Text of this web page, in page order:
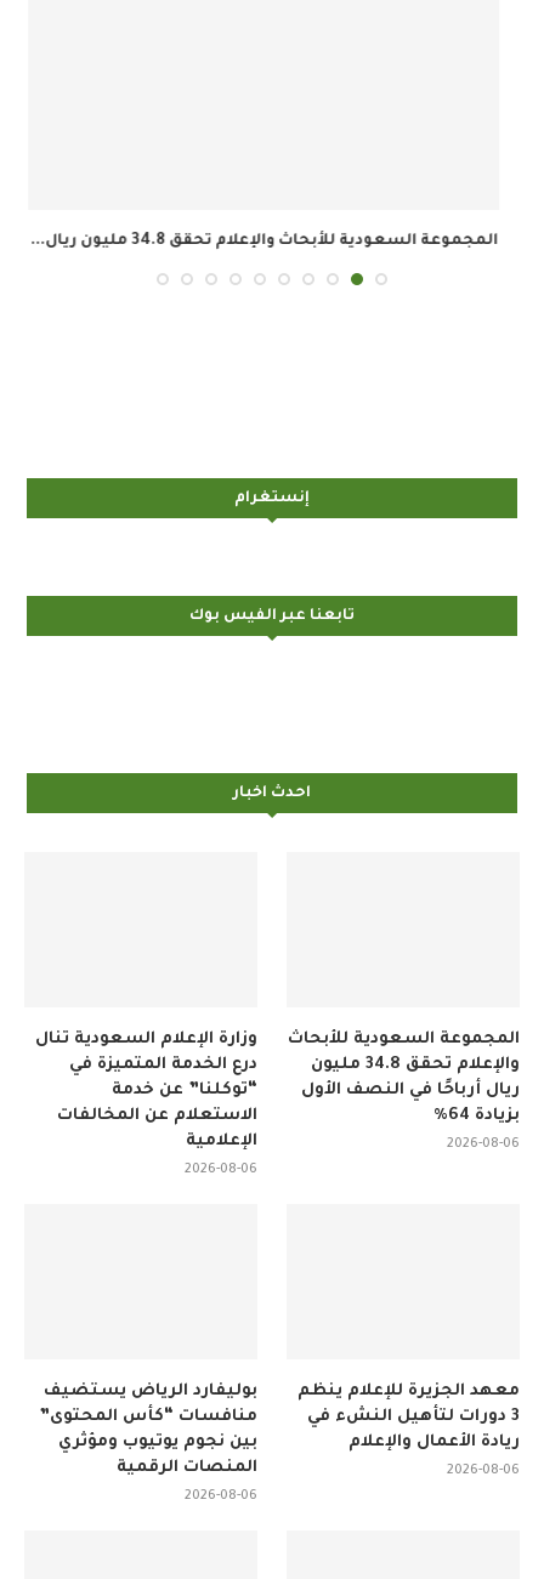
المجموعة السعودية للأبحاث والإعلام تحقق 34.8 مليون ريال...
إنستغرام
تابعنا عبر الفيس بوك
احدث اخبار
وزارة الإعلام السعودية تنال
درع الخدمة المتميزة في
“توكلنا” عن خدمة
الاستعلام عن المخالفات
الإعلامية
2026-08-06
المجموعة السعودية للأبحاث
والإعلام تحقق 34.8 مليون
ريال أرباحًا في النصف الأول
بزيادة 64%
2026-08-06
بوليفارد الرياض يستضيف
منافسات “كأس المحتوى”
بين نجوم يوتيوب ومؤثري
المنصات الرقمية
2026-08-06
معهد الجزيرة للإعلام ينظم
3 دورات لتأهيل النشء في
ريادة الأعمال والإعلام
2026-08-06